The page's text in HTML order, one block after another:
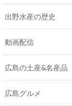
出野水産の歴史
動画配信
広島の土産&名産品
広島グルメ